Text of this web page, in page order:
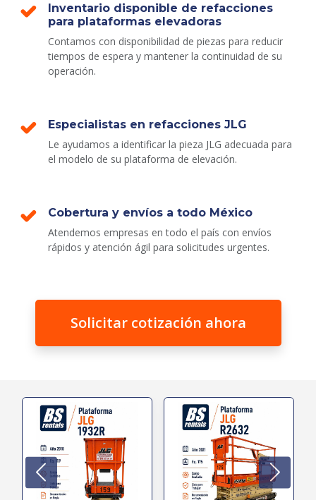
Inventario disponible de refacciones
para plataformas elevadoras
Contamos con disponibilidad de piezas para reducir
tiempos de espera y mantener la continuidad de su
operación.
Especialistas en refacciones JLG
Le ayudamos a identificar la pieza JLG adecuada para
el modelo de su plataforma de elevación.
Cobertura y envíos a todo México
Atendemos empresas en todo el país con envíos
rápidos y atención ágil para solicitudes urgentes.
Solicitar cotización ahora